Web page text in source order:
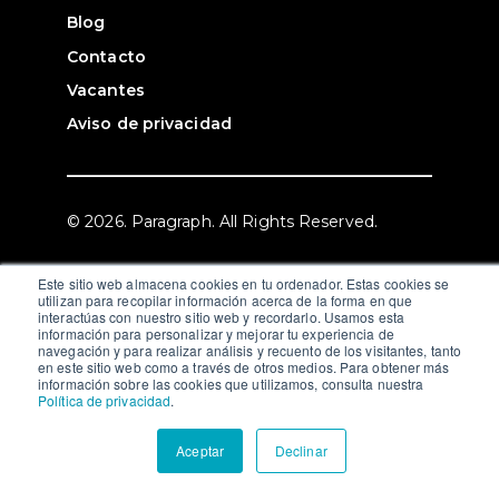
Este sitio web almacena cookies en tu ordenador. Estas cookies se
utilizan para recopilar información acerca de la forma en que
interactúas con nuestro sitio web y recordarlo. Usamos esta
información para personalizar y mejorar tu experiencia de
navegación y para realizar análisis y recuento de los visitantes, tanto
en este sitio web como a través de otros medios. Para obtener más
información sobre las cookies que utilizamos, consulta nuestra
Política de privacidad.
Aceptar Declinar
Blog
Contacto
Vacantes
Aviso de privacidad
© 2026. Paragraph. All Rights Reserved.